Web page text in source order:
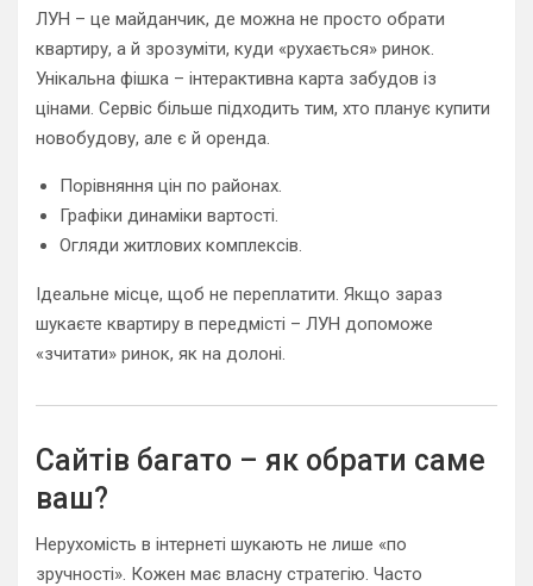
ЛУН – це майданчик, де можна не просто обрати
квартиру, а й зрозуміти, куди «рухається» ринок.
Унікальна фішка – інтерактивна карта забудов із
цінами. Сервіс більше підходить тим, хто планує купити
новобудову, але є й оренда.
Порівняння цін по районах.
Графіки динаміки вартості.
Огляди житлових комплексів.
Ідеальне місце, щоб не переплатити. Якщо зараз
шукаєте квартиру в передмісті – ЛУН допоможе
«зчитати» ринок, як на долоні.
Сайтів багато – як обрати саме
ваш?
Нерухомість в інтернеті шукають не лише «по
зручності». Кожен має власну стратегію. Часто